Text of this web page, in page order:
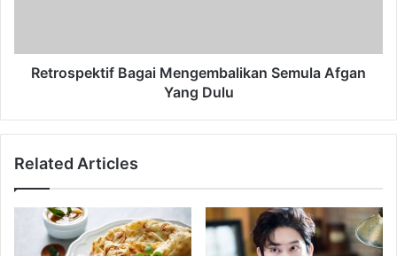
Retrospektif Bagai Mengembalikan Semula Afgan
Yang Dulu
Related Articles